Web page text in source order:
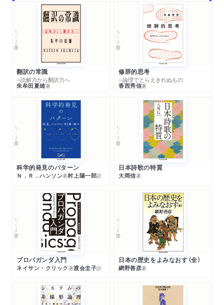
ちくま学芸文庫
翻訳の常識
─読解力から翻訳力へ
朱牟田夏雄著
ちくま学芸文庫
修辞的思考
─論理でとらえきれぬもの
香西秀信著
ちくま学芸文庫
科学的発見のパターン
Ｎ．Ｒ．ハンソン著村上陽一郎訳
ちくま学芸文庫
日本詩歌の特質
大岡信著
ちくま学芸文庫
プロパガンダ入門
ネイサン・クリック著渡会圭子訳
ちくま学芸文庫
日本の歴史をよみなおす（全）
網野善彦著